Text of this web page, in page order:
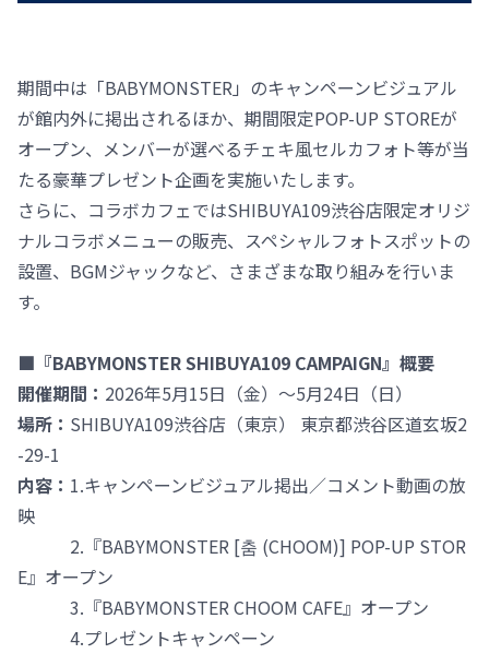
期間中は「BABYMONSTER」のキャンペーンビジュアル
が館内外に掲出されるほか、期間限定POP-UP STOREが
オープン、メンバーが選べるチェキ風セルカフォト等が当
たる豪華プレゼント企画を実施いたします。
さらに、コラボカフェではSHIBUYA109渋谷店限定オリジ
ナルコラボメニューの販売、スペシャルフォトスポットの
設置、BGMジャックなど、さまざまな取り組みを行いま
す。
■『BABYMONSTER SHIBUYA109 CAMPAIGN』概要
開催期間： 2026年5月15日（金）～5月24日（日）
場所： SHIBUYA109渋谷店（東京） 東京都渋谷区道玄坂2
-29-1
内容： 1.キャンペーンビジュアル掲出／コメント動画の放
映
2.『BABYMONSTER [춤 (CHOOM)] POP-UP STOR
E』オープン
3.『BABYMONSTER CHOOM CAFE』オープン
4.プレゼントキャンペーン